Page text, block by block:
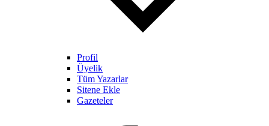
Profil
Üyelik
Tüm Yazarlar
Sitene Ekle
Gazeteler